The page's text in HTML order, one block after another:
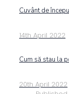
Cuvânt de
14th April 2022
Cum să stau la
20th April 2022